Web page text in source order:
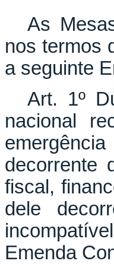
As
nos termos
a seguinte
Art. 1º
nacional
decorrente
fiscal,
dele
Emenda